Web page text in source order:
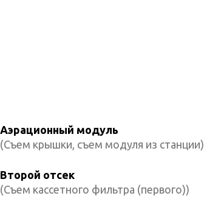
Аэрационный модуль
(Съем крышки, съем модуля из станции)
Второй отсек
(Съем кассетного фильтра (первого))